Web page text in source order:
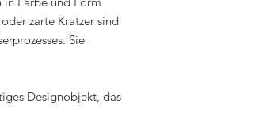
zarte Kratzer sind
Sie
Designobjekt, das